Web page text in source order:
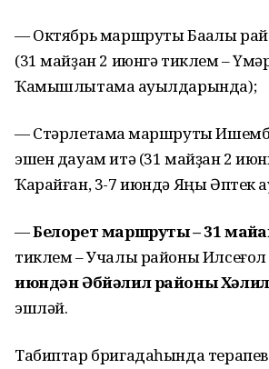
— Октябрь маршруты Баҡалы
(31 майҙан 2 июнгә тиклем –
Ҡамышлытамаҡ ауылдарында);
— Стәрлетамаҡ маршруты
эшен дауам итә (31 майҙан 2
Ҡарайған, 3-7 июндә Яңы Әптек
—Белорет маршруты – 31
тиклем – Учалы районы
июндән Әбйәлил районы
эшләй.
Табиптар бригадаһында